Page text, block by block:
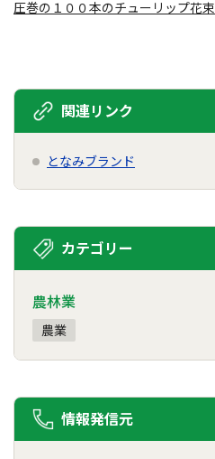
圧巻の１００本のチューリップ花束
関連リンク
となみブランド
カテゴリー
農林業
農業
情報発信元